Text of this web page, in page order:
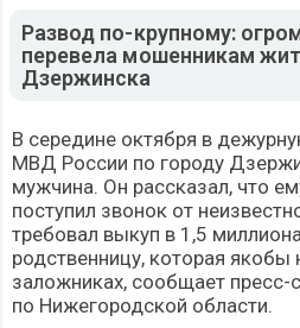
Развод по-крупному:
перевела мошенникам
Дзержинска
В середине октября в
МВД России по городу
мужчина. Он рассказал, что
поступил звонок от
требовал выкуп в 1,5
родственницу, которая якобы
заложниках, сообщает
по Нижегородской области.